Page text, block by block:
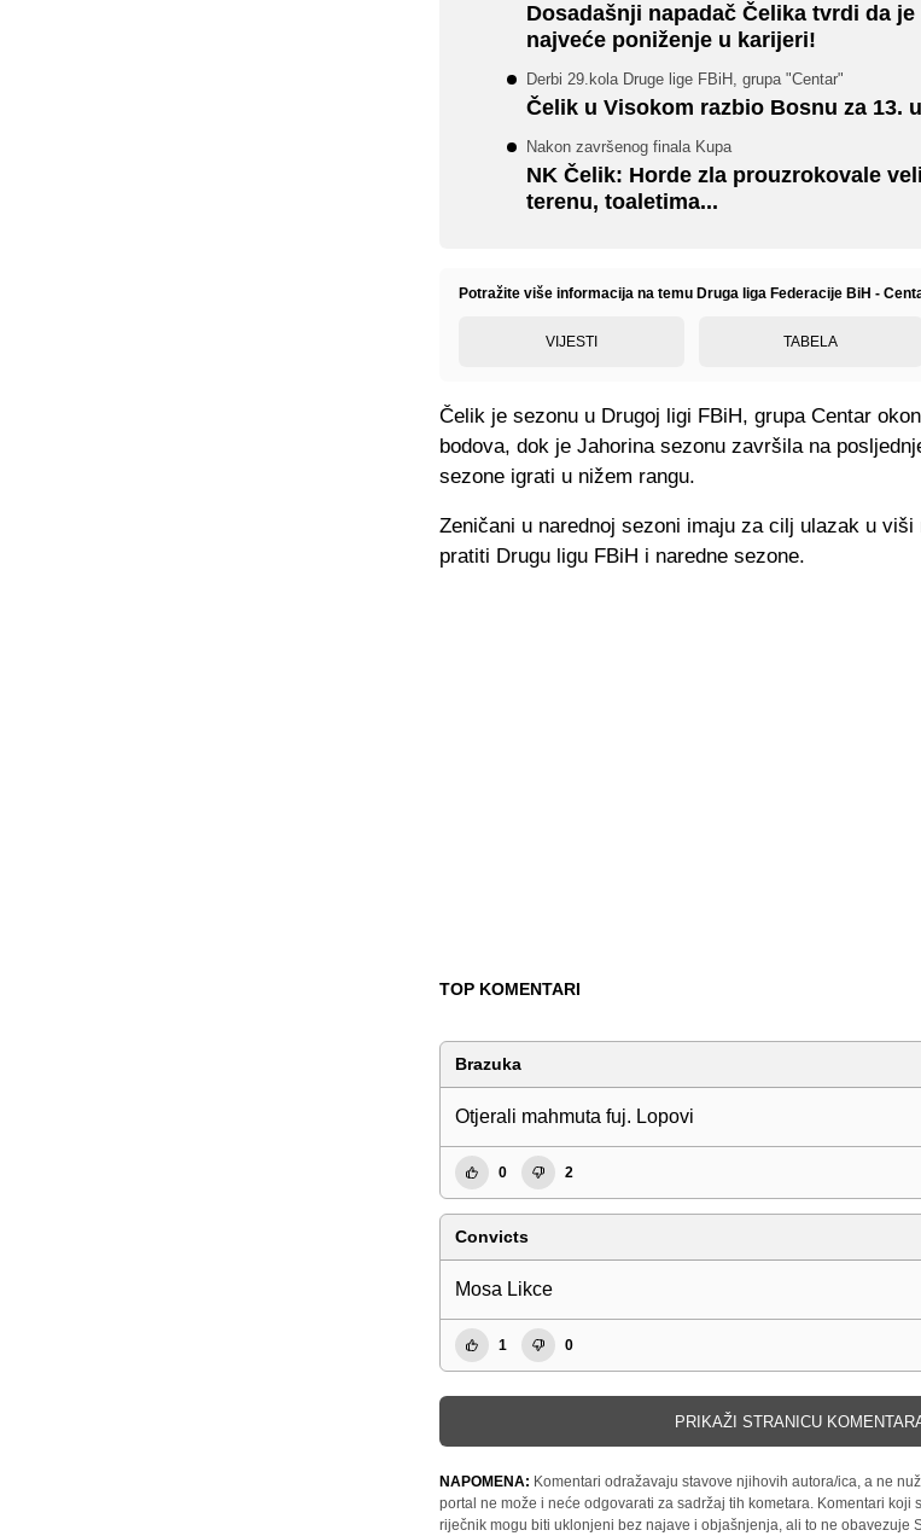
Dosadašnji napadač Čelika tvrdi da
najveće poniženje u karijeri!
Derbi 29.kola Druge lige FBiH, grupa "Centar"
Čelik u Visokom razbio Bosnu za 13.
Nakon završenog finala Kupa
NK Čelik: Horde zla prouzrokovale
terenu, toaletima...
Potražite više informacija na temu Druga liga Federacije BiH -
VIJESTI TABELA
Čelik je sezonu u Drugoj ligi FBiH, grupa Centar
bodova, dok je Jahorina sezonu završila na
sezone igrati u nižem rangu.
Zeničani u narednoj sezoni imaju za cilj ulazak u
pratiti Drugu ligu FBiH i naredne sezone.
TOP KOMENTARI
Brazuka
Otjerali mahmuta fuj. Lopovi
0 2
Convicts
Mosa Likce
1 0
PRIKAŽI STRANICU
NAPOMENA: Komentari odražavaju stavove njihovih autora/ica, a ne
portal ne može i neće odgovarati za sadržaj tih kometara. Komentari koji
riječnik mogu biti uklonjeni bez najave i objašnjenja, ali to ne obavezuje